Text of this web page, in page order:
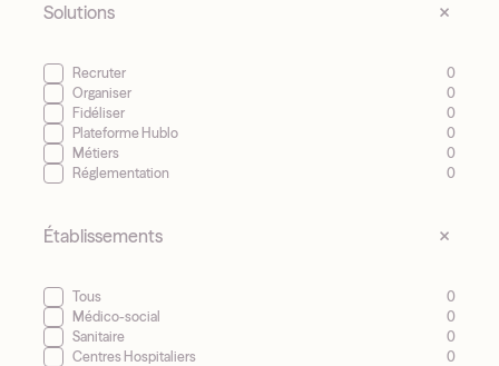
Solutions
Recruter
0
Organiser
0
Fidéliser
0
Plateforme Hublo
0
Métiers
0
Réglementation
0
Établissements
Tous
0
Médico-social
0
Sanitaire
0
Centres Hospitaliers
0